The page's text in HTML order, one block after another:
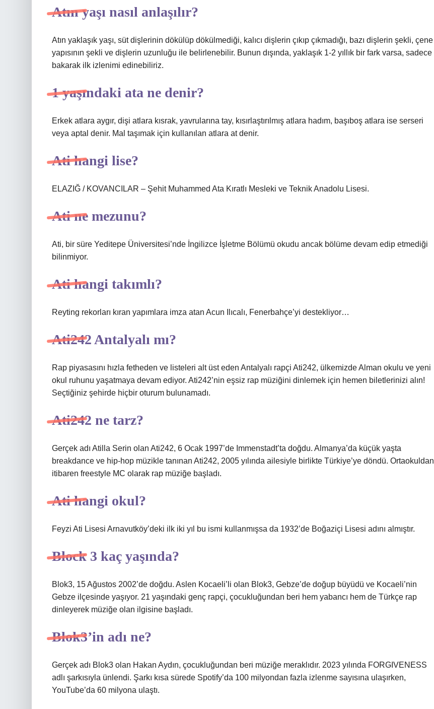
Atın yaşı nasıl anlaşılır?
Atın yaklaşık yaşı, süt dişlerinin dökülüp dökülmediği, kalıcı dişlerin çıkıp çıkmadığı, bazı dişlerin şekli, çene
yapısının şekli ve dişlerin uzunluğu ile belirlenebilir. Bunun dışında, yaklaşık 1-2 yıllık bir fark varsa, sadece
bakarak ilk izlenimi edinebiliriz.
1 yaşındaki ata ne denir?
Erkek atlara aygır, dişi atlara kısrak, yavrularına tay, kısırlaştırılmış atlara hadım, başıboş atlara ise serseri
veya aptal denir. Mal taşımak için kullanılan atlara at denir.
Ati hangi lise?
ELAZIĞ / KOVANCILAR – Şehit Muhammed Ata Kıratlı Mesleki ve Teknik Anadolu Lisesi.
Ati ne mezunu?
Ati, bir süre Yeditepe Üniversitesi’nde İngilizce İşletme Bölümü okudu ancak bölüme devam edip etmediği
bilinmiyor.
Ati hangi takımlı?
Reyting rekorları kıran yapımlara imza atan Acun Ilıcalı, Fenerbahçe’yi destekliyor…
Ati242 Antalyalı mı?
Rap piyasasını hızla fetheden ve listeleri alt üst eden Antalyalı rapçi Ati242, ülkemizde Alman okulu ve yeni
okul ruhunu yaşatmaya devam ediyor. Ati242’nin eşsiz rap müziğini dinlemek için hemen biletlerinizi alın!
Seçtiğiniz şehirde hiçbir oturum bulunamadı.
Ati242 ne tarz?
Gerçek adı Atilla Serin olan Ati242, 6 Ocak 1997’de Immenstadt’ta doğdu. Almanya’da küçük yaşta
breakdance ve hip-hop müzikle tanınan Ati242, 2005 yılında ailesiyle birlikte Türkiye’ye döndü. Ortaokuldan
itibaren freestyle MC olarak rap müziğe başladı.
Ati hangi okul?
Feyzi Ati Lisesi Arnavutköy’deki ilk iki yıl bu ismi kullanmışsa da 1932’de Boğaziçi Lisesi adını almıştır.
Block 3 kaç yaşında?
Blok3, 15 Ağustos 2002’de doğdu. Aslen Kocaeli’li olan Blok3, Gebze’de doğup büyüdü ve Kocaeli’nin
Gebze ilçesinde yaşıyor. 21 yaşındaki genç rapçi, çocukluğundan beri hem yabancı hem de Türkçe rap
dinleyerek müziğe olan ilgisine başladı.
Blok3’in adı ne?
Gerçek adı Blok3 olan Hakan Aydın, çocukluğundan beri müziğe meraklıdır. 2023 yılında FORGIVENESS
adlı şarkısıyla ünlendi. Şarkı kısa sürede Spotify’da 100 milyondan fazla izlenme sayısına ulaşırken,
YouTube’da 60 milyona ulaştı.